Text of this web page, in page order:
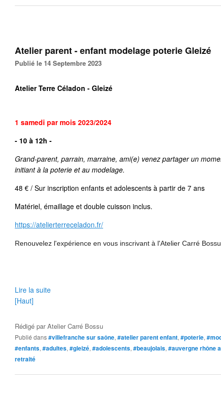
Atelier parent - enfant modelage poterie Gleizé
Publié le 14 Septembre 2023
Atelier Terre Céladon - Gleizé
1 samedi par mois 2023/2024
- 10 à 12h -
Grand-parent, parrain, marraine, ami(e) venez partager un
initiant à la poterie et au modelage.
48 € / Sur inscription enfants et adolescents à partir de 7 ans
Matériel, émaillage et double cuisson inclus.
https://atelierterreceladon.fr/
Renouvelez l'expérience en vous inscrivant à l'Atelier Carré
Lire la suite
[Haut]
Rédigé parAtelier Carré Bossu
Publié dans#villefranche sur saône, #atelier parent enfant, #poterie,
#enfants, #adultes, #gleizé, #adolescents, #beaujolais, #auvergne rhône
retraité